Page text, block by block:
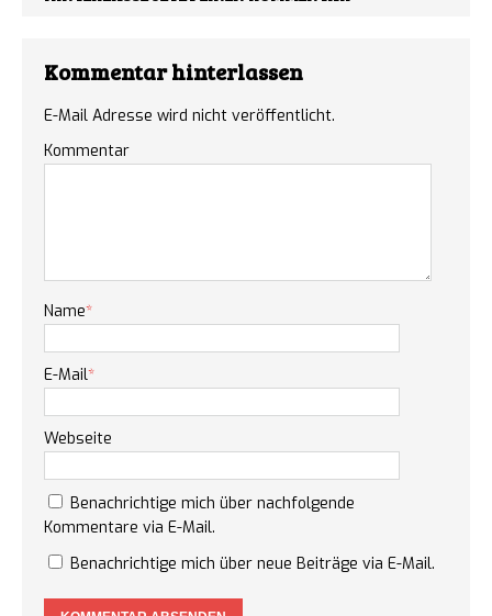
Kommentar hinterlassen
E-Mail Adresse wird nicht veröffentlicht.
Kommentar
Name*
E-Mail*
Webseite
Benachrichtige mich über nachfolgende
Kommentare via E-Mail.
Benachrichtige mich über neue Beiträge via E-Mail.